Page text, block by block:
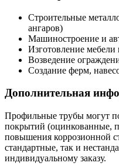
Строительные
ангаров)
Машиностроение и
Изготовление мебели
Возведение
Создание ферм,
Дополнительная
Профильные трубы могут
покрытий (оцинкованные,
повышения коррозионной
стандартные, так и
индивидуальному заказу.